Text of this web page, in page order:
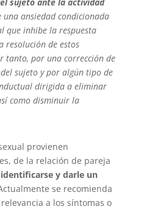
una ansiedad condicionada
que inhibe la respuesta
resolución de estos
tanto, por una corrección de
sujeto y por algún tipo de
dirigida a eliminar
como disminuir la
provienen
de la relación de pareja
y darle un
se recomienda
a los síntomas o